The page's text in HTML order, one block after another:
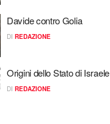
Davide contro Golia
DI REDAZIONE
Origini dello Stato di Israele
DI REDAZIONE